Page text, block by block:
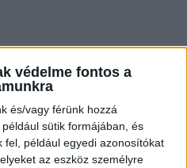
védelme fontos a
és/vagy férünk hozzá
sütik formájában, és
fel, például egyedi azonosítókat
az eszköz személyre
vitát?